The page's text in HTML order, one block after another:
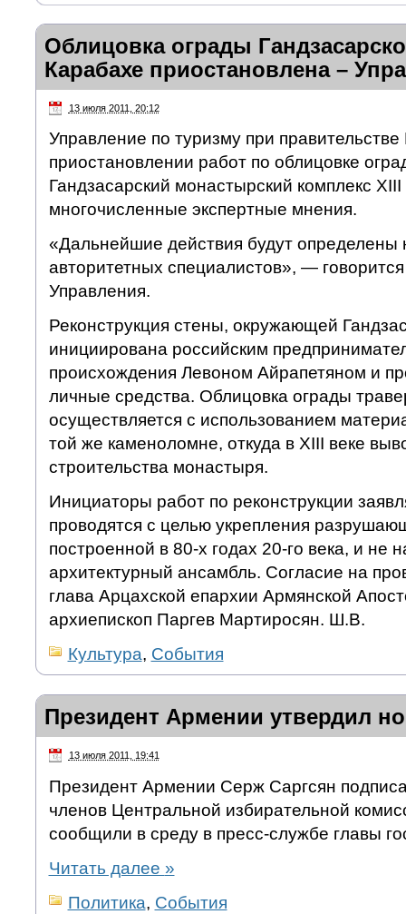
Облицовка ограды
Карабахе приостановлена –
13 июля 2011, 20:12
Управление по туризму при
приостановлении работ по облицовке
Гандзасарский монастырский комплекс
многочисленные экспертные мнения.
«Дальнейшие действия будут определены
авторитетных специалистов», —
Управления.
Реконструкция стены, окружающей
инициирована российским
происхождения Левоном Айрапетяном и
личные средства. Облицовка ограды
осуществляется с использованием
той же каменоломне, откуда в XIII веке
строительства монастыря.
Инициаторы работ по реконструкции
проводятся с целью укрепления
построенной в 80-х годах 20-го века, и не
архитектурный ансамбль. Согласие на
глава Арцахской епархии Армянской
архиепископ Паргев Мартиросян. Ш.В.
Культура, События
Президент Армении утвердил
13 июля 2011, 19:41
Президент Армении Серж Саргсян
членов Центральной избирательной
сообщили в среду в пресс-службе главы
Читать далее »
Политика, События